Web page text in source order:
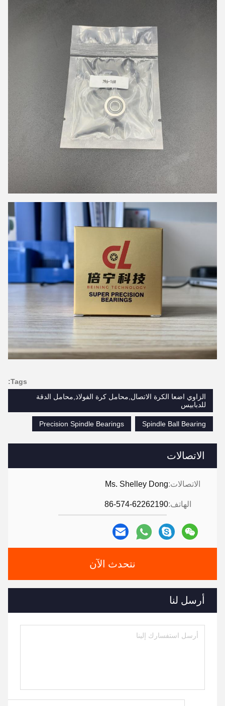
الاتصالات
الاتصالات:Ms. Shelley Dong
الهاتف:86-574-62262190
نتحدث الآن
أرسل لنا
Tags:
الزاوي اضعا الكرة الاتصال,محامل كرة الفولاذ,محامل الدقة
للدبابيس
Spindle Ball Bearing
Precision Spindle Bearings